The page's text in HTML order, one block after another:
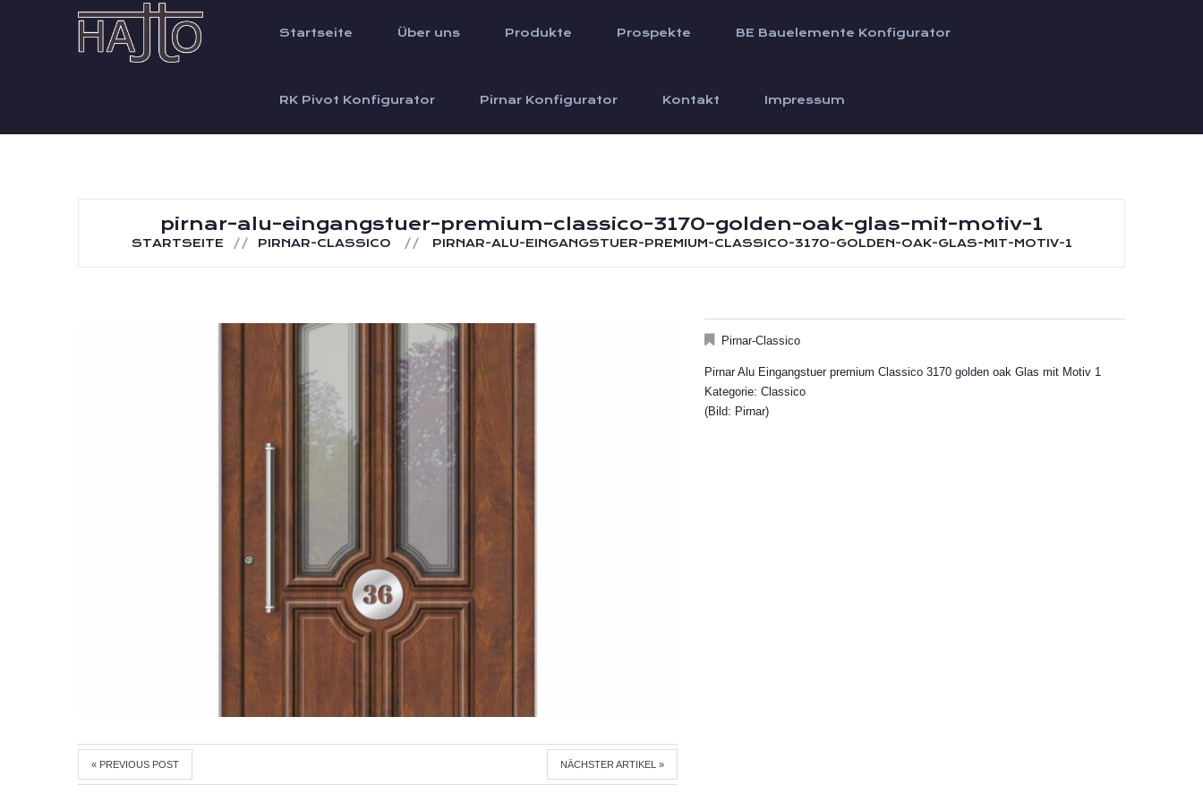
Startseite Über uns Produkte Prospekte BE Bauelemente Konfigurator
RK Pivot Konfigurator Pirnar Konfigurator Kontakt Impressum
pirnar-alu-eingangstuer-premium-classico-3170-golden-oak-glas-mit-motiv-1
STARTSEITE PIRNAR-CLASSICO PIRNAR-ALU-EINGANGSTUER-PREMIUM-CLASSICO-3170-GOLDEN-OAK-GLAS-MIT-MOTIV-1
« PREVIOUS POST NÄCHSTER ARTIKEL »
Pirnar-Classico
Pirnar Alu Eingangstuer premium Classico 3170 golden oak Glas mit Motiv 1
Kategorie: Classico
(Bild: Pirnar)